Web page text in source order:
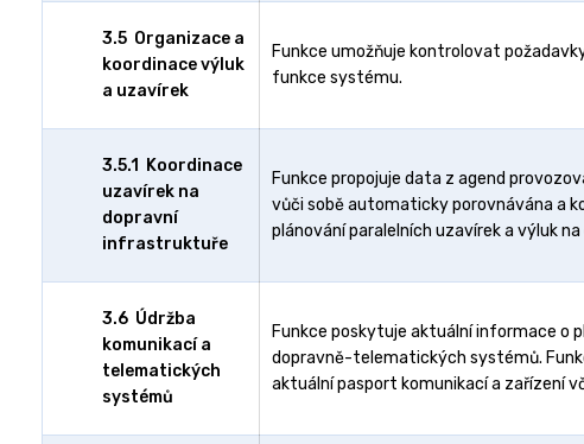
3.5 Organizace a
koordinace výluk
a uzavírek
Funkce umožňuje kontrolovat
funkce systému.
3.5.1 Koordinace
uzavírek na
dopravní
infrastruktuře
Funkce propojuje data z agend
vůči sobě automaticky porovnávána a
plánování paralelních uzavírek a výluk
3.6 Údržba
komunikací a
telematických
systémů
Funkce poskytuje aktuální informace o
dopravně-telematických systémů.
aktuální pasport komunikací a zařízení